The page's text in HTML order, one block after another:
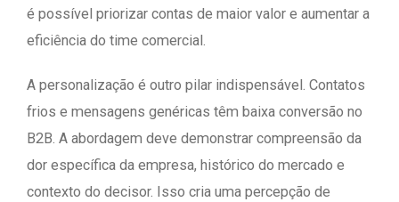
é possível priorizar contas de maior valor e aumentar a
eficiência do time comercial.
A personalização é outro pilar indispensável. Contatos
frios e mensagens genéricas têm baixa conversão no
B2B. A abordagem deve demonstrar compreensão da
dor específica da empresa, histórico do mercado e
contexto do decisor. Isso cria uma percepção de